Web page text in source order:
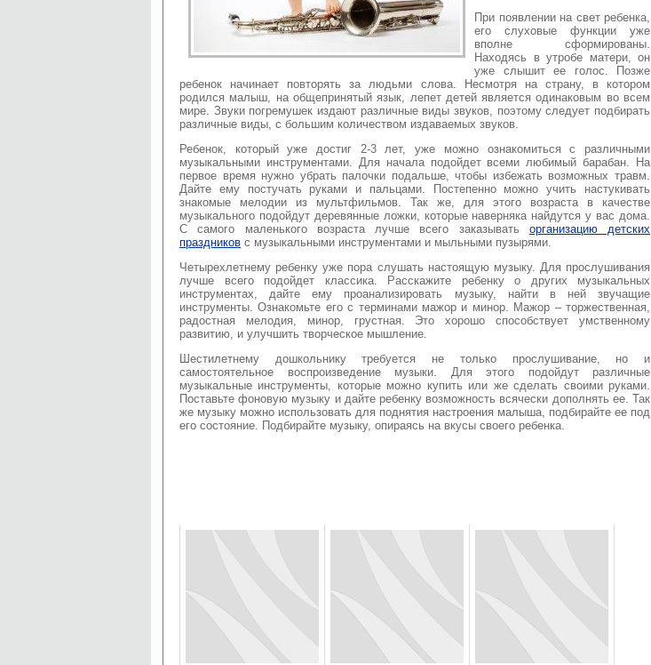
При появлении на свет ребенка,
его слуховые функции уже
вполне сформированы.
Находясь в утробе матери, он
уже слышит ее голос. Позже
ребенок начинает повторять за людьми слова. Несмотря на страну, в котором
родился малыш, на общепринятый язык, лепет детей является одинаковым во всем
мире. Звуки погремушек издают различные виды звуков, поэтому следует подбирать
различные виды, с большим количеством издаваемых звуков.
Ребенок, который уже достиг 2-3 лет, уже можно ознакомиться с различными
музыкальными инструментами. Для начала подойдет всеми любимый барабан. На
первое время нужно убрать палочки подальше, чтобы избежать возможных травм.
Дайте ему постучать руками и пальцами. Постепенно можно учить настукивать
знакомые мелодии из мультфильмов. Так же, для этого возраста в качестве
музыкального подойдут деревянные ложки, которые наверняка найдутся у вас дома.
С самого маленького возраста лучше всего заказывать организацию детских
праздников с музыкальными инструментами и мыльными пузырями.
Четырехлетнему ребенку уже пора слушать настоящую музыку. Для прослушивания
лучше всего подойдет классика. Расскажите ребенку о других музыкальных
инструментах, дайте ему проанализировать музыку, найти в ней звучащие
инструменты. Ознакомьте его с терминами мажор и минор. Мажор – торжественная,
радостная мелодия, минор, грустная. Это хорошо способствует умственному
развитию, и улучшить творческое мышление.
Шестилетнему дошкольнику требуется не только прослушивание, но и
самостоятельное воспроизведение музыки. Для этого подойдут различные
музыкальные инструменты, которые можно купить или же сделать своими руками.
Поставьте фоновую музыку и дайте ребенку возможность всячески дополнять ее. Так
же музыку можно использовать для поднятия настроения малыша, подбирайте ее под
его состояние. Подбирайте музыку, опираясь на вкусы своего ребенка.